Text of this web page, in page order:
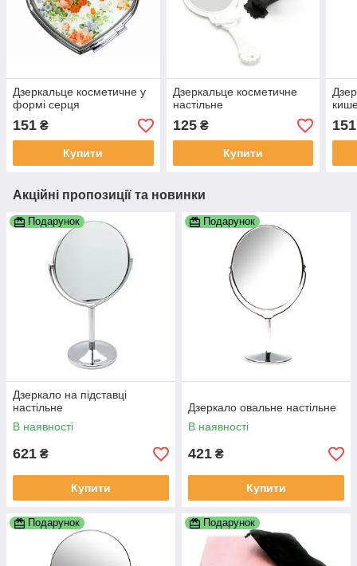
Дзеркальце косметичне у
формі серця
151 ₴
Купити
Дзеркальце косметичне
настільне
125₴
Купити
151
Акційні пропозиції та новинки
Подарунок
Дзеркало на підставці
настільне
В наявності
621 ₴
Купити
Подарунок
Дзеркало овальне настільне
В наявності
421 ₴
Купити
Подарунок Подарунок